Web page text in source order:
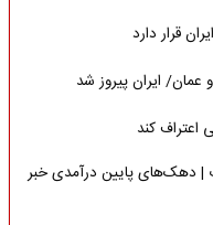
و عمان/ ایران پیروز شد
اعتراف کند
| دهک‌های پایین درآمدی خبر